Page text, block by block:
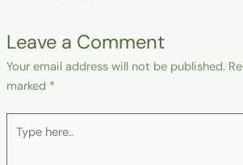
Leave a Comment
Your email address will not be published.
marked *
here..